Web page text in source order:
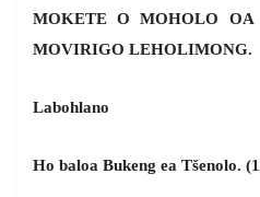
MOKETE O MOHOLO
MOVIRIGO LEHOLIMONG.
Labohlano
Ho baloa Bukeng ea Tšenolo.